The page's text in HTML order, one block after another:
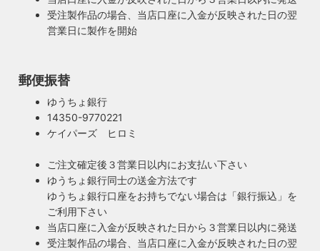
イルでの提案にこだわっています。
◆もっと詳しく見る
受注製作品の場合、当店口座に入金が反映された日の翌
営業日に製作を開始
郵便振替
ゆうちょ銀行
14350-9770221
ケイパーズ ヒロミ
ご注文確定後３営業日以内にお支払い下さい
ゆうちょ銀行同士の送金方法です
ゆうちょ銀行口座をお持ちでない場合は「銀行振込」を
ご利用下さい
当店口座に入金が反映された日から３営業日以内に発送
受注製作品の場合、当店口座に入金が反映された日の翌